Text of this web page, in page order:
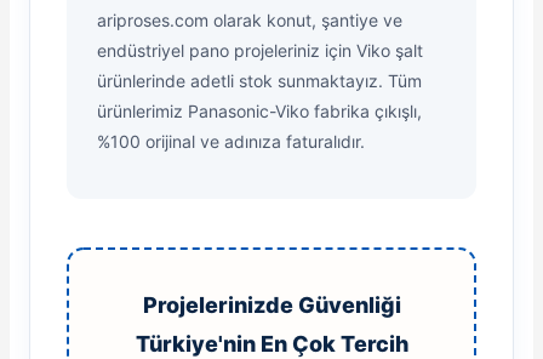
ariproses.com olarak konut, şantiye ve
endüstriyel pano projeleriniz için Viko şalt
ürünlerinde adetli stok sunmaktayız. Tüm
ürünlerimiz Panasonic-Viko fabrika çıkışlı,
%100 orijinal ve adınıza faturalıdır.
Projelerinizde Güvenliği
Türkiye'nin En Çok Tercih